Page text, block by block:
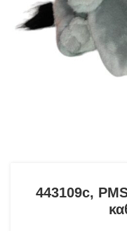
443109c,